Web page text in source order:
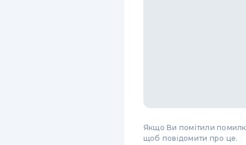
Якщо Ви помітили
щоб повідомити про це.